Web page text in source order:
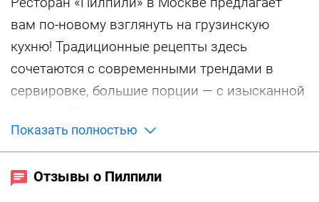
вам по-новому взглянуть на грузинскую
кухню! Традиционные рецепты здесь
сочетаются с современными трендами в
сервировке, большие порции — с изысканной
кухни наверняка высоко оценят шашлыки,
лобио и хинкали «как в Тбилиси», большой
выбор грузинских вин. Любителям
Показать полностью
Отзывы о Пилпили